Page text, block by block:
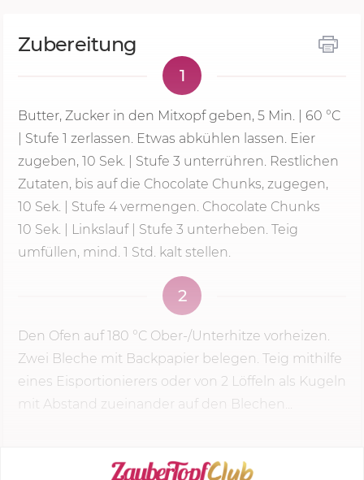
Zubereitung
1
Butter, Zucker in den Mitxopf geben, 5 Min.
60 °C
Stufe 1 zerlassen. Etwas abkühlen lassen. Eier
zugeben, 10 Sek.
| Stufe 3 unterrühren. Restlichen
Zutaten, bis auf die Chocolate Chunks, zugegen,
10 Sek.
| Stufe 4 vermengen. Chocolate Chunks
10 Sek.
| Linkslauf | Stufe 3 unterheben. Teig
umfüllen, mind. 1 Std. kalt stellen.
2
Den Ofen auf180 °C Ober-/Unterhitze vorheizen.
Zwei Bleche mit Backpapier belegen. Teig mithilfe
eines Eisportionierers oder von 2 Löffeln als Kugeln
mit Abstand zueinander auf den Blechen...
KOCHMODUS STARTEN